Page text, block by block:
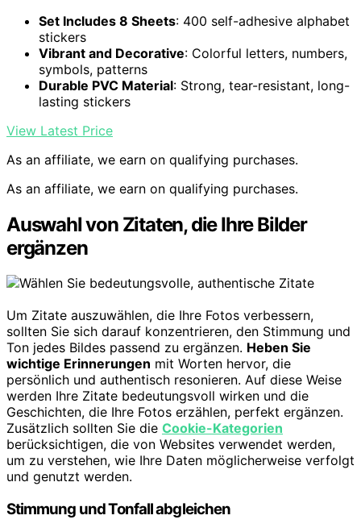
Set Includes 8 Sheets: 400 self-adhesive alphabet
stickers
Vibrant and Decorative: Colorful letters, numbers,
symbols, patterns
Durable PVC Material: Strong, tear-resistant, long-
lasting stickers
View Latest Price
As an affiliate, we earn on qualifying purchases.
As an affiliate, we earn on qualifying purchases.
Auswahl von Zitaten, die Ihre Bilder
ergänzen
Um Zitate auszuwählen, die Ihre Fotos verbessern,
sollten Sie sich darauf konzentrieren, den Stimmung und
Ton jedes Bildes passend zu ergänzen. Heben Sie
wichtige Erinnerungen mit Worten hervor, die
persönlich und authentisch resonieren. Auf diese Weise
werden Ihre Zitate bedeutungsvoll wirken und die
Geschichten, die Ihre Fotos erzählen, perfekt ergänzen.
Zusätzlich sollten Sie die Cookie-Kategorien
berücksichtigen, die von Websites verwendet werden,
um zu verstehen, wie Ihre Daten möglicherweise verfolgt
und genutzt werden.
Stimmung und Tonfall abgleichen